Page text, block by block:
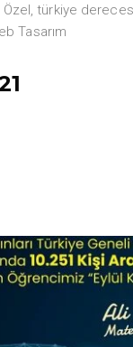
Özel,türkiye
Tasarım